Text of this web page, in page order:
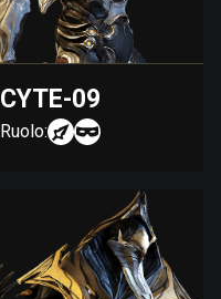
CYTE-09
Ruolo: